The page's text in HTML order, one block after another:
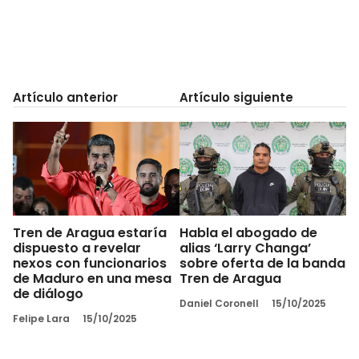
Artículo anterior
Tren de Aragua estaría
dispuesto a revelar
nexos con funcionarios
de Maduro en una mesa
de diálogo
Felipe Lara 15/10/2025
Artículo siguiente
Habla el abogado de
alias ‘Larry Changa’
sobre oferta de la banda
Tren de Aragua
Daniel Coronell 15/10/2025